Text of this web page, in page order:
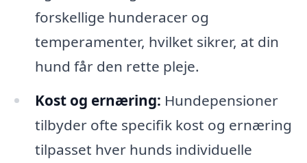
forskellige hunderacer og
temperamenter, hvilket sikrer, at din
hund får den rette pleje.
Kost og ernæring: Hundepensioner
tilbyder ofte specifik kost og ernæring
tilpasset hver hunds individuelle